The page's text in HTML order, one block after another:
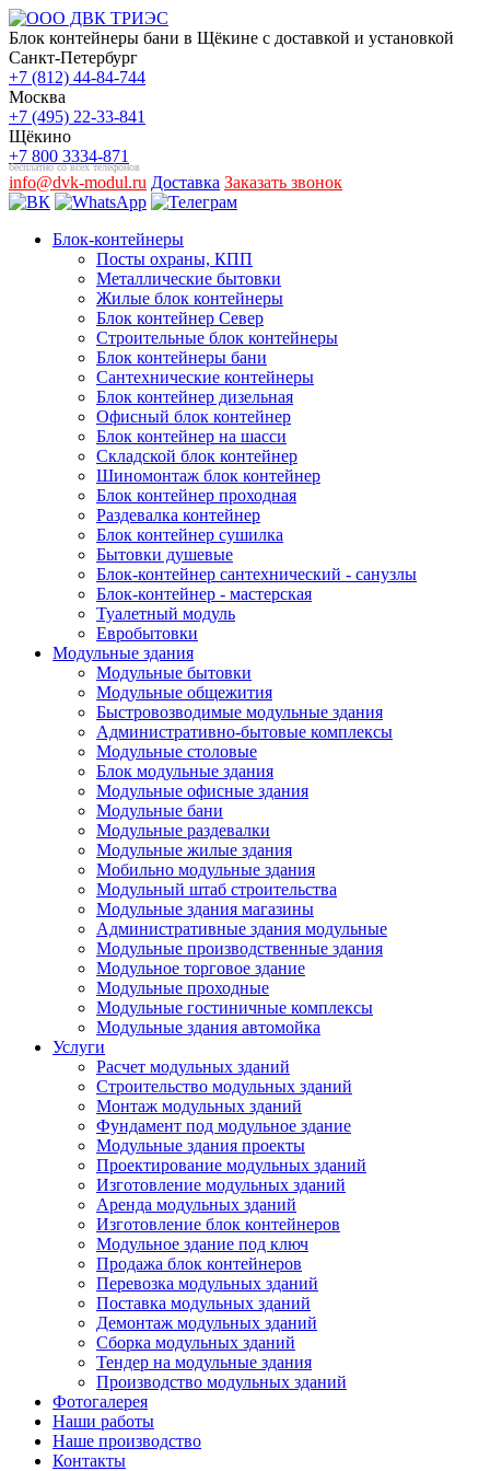
Блок контейнеры бани в Щёкине с доставкой и установкой
Санкт-Петербург
+7 (812) 44-84-744
Москва
+7 (495) 22-33-841
Щёкино
+7 800 3334-871
бесплатно со всех телефонов
info@dvk-modul.ru Доставка Заказать звонок
Блок-контейнеры
Посты охраны, КПП
Металлические бытовки
Жилые блок контейнеры
Блок контейнер Север
Строительные блок контейнеры
Блок контейнеры бани
Сантехнические контейнеры
Блок контейнер дизельная
Офисный блок контейнер
Блок контейнер на шасси
Складской блок контейнер
Шиномонтаж блок контейнер
Блок контейнер проходная
Раздевалка контейнер
Блок контейнер сушилка
Бытовки душевые
Блок-контейнер сантехнический - санузлы
Блок-контейнер - мастерская
Туалетный модуль
Евробытовки
Модульные здания
Модульные бытовки
Модульные общежития
Быстровозводимые модульные здания
Административно-бытовые комплексы
Модульные столовые
Блок модульные здания
Модульные офисные здания
Модульные бани
Модульные раздевалки
Модульные жилые здания
Мобильно модульные здания
Модульный штаб строительства
Модульные здания магазины
Административные здания модульные
Модульные производственные здания
Модульное торговое здание
Модульные проходные
Модульные гостиничные комплексы
Модульные здания автомойка
Услуги
Расчет модульных зданий
Строительство модульных зданий
Монтаж модульных зданий
Фундамент под модульное здание
Модульные здания проекты
Проектирование модульных зданий
Изготовление модульных зданий
Аренда модульных зданий
Изготовление блок контейнеров
Модульное здание под ключ
Продажа блок контейнеров
Перевозка модульных зданий
Поставка модульных зданий
Демонтаж модульных зданий
Сборка модульных зданий
Тендер на модульные здания
Производство модульных зданий
Фотогалерея
Наши работы
Наше производство
Контакты